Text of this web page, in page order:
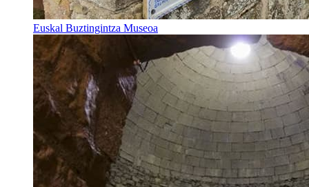
Euskal Buztingintza Museoa